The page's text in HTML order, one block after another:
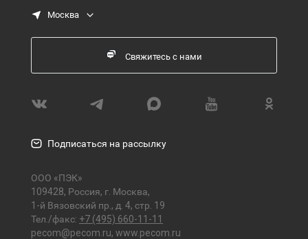
Москва
Свяжитесь с нами
Подписаться на рассылку
ООО «ПЭК»
109428, Россия, г. Москва,
1-й Вязовский пр., д. 4, стр. 19
Тел./факс: +7 (495) 660-11-11
pecom@pecom.ru, www.pecom.ru